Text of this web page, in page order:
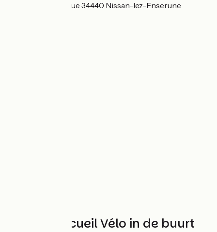
Route de la Garrigue 34440 Nissan-lez-Enserune
Andere Accueil Vélo in de buurt